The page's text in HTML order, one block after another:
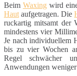
Beim Waxing wird
Haut aufgetragen. Die
ruckartig mitsamt der
mindestens vier
Je nach individuellem
bis zu vier Wochen
Regel schwächer
Anwendungen